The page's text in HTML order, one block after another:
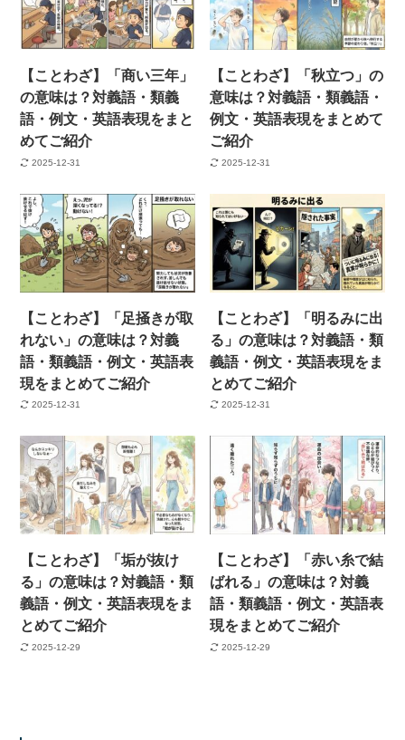
【ことわざ】「商い三年」
の意味は？対義語・類義
語・例文・英語表現をまと
めてご紹介
2025-12-31
【ことわざ】「秋立つ」の
意味は？対義語・類義語・
例文・英語表現をまとめて
ご紹介
2025-12-31
【ことわざ】「足掻きが取
れない」の意味は？対義
語・類義語・例文・英語表
現をまとめてご紹介
2025-12-31
【ことわざ】「明るみに出
る」の意味は？対義語・類
義語・例文・英語表現をま
とめてご紹介
2025-12-31
【ことわざ】「垢が抜け
る」の意味は？対義語・類
義語・例文・英語表現をま
とめてご紹介
2025-12-29
【ことわざ】「赤い糸で結
ばれる」の意味は？対義
語・類義語・例文・英語表
現をまとめてご紹介
2025-12-29